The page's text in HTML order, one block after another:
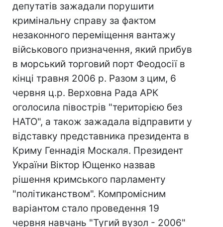
депутатів зажадали порушити
кримінальну справу за фактом
незаконного переміщення вантажу
військового призначення, який прибув
в морський торговий порт Феодосії в
кінці травня 2006 р. Разом з цим, 6
червня ц.р. Верховна Рада АРК
оголосила півострів "територією без
НАТО", а також зажадала відправити у
відставку представника президента в
Криму Геннадія Москаля. Президент
України Віктор Ющенко назвав
рішення кримського парламенту
"політиканством". Компромісним
варіантом стало проведення 19
червня навчань "Тугий вузол - 2006"